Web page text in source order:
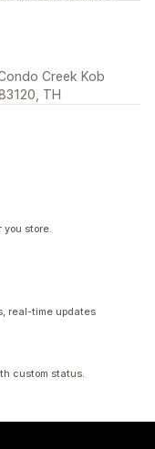
Creek Kob
TH
store.
real-time updates
custom status.